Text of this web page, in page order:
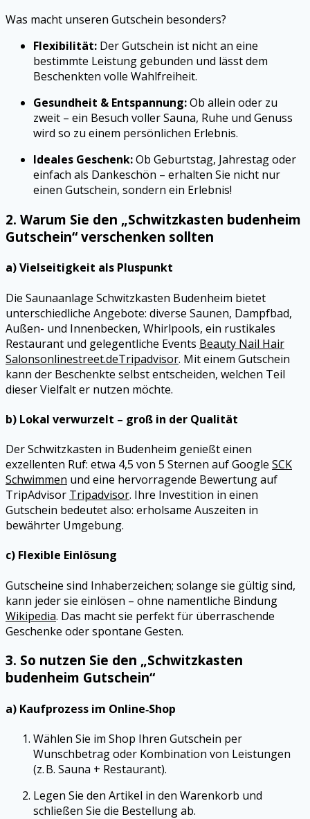
Was macht unseren Gutschein besonders?
Flexibilität: Der Gutschein ist nicht an eine
bestimmte Leistung gebunden und lässt dem
Beschenkten volle Wahlfreiheit.
Gesundheit & Entspannung:Ob allein oder zu
zweit – ein Besuch voller Sauna, Ruhe und Genuss
wird so zu einem persönlichen Erlebnis.
Ideales Geschenk:Ob Geburtstag, Jahrestag oder
einfach als Dankeschön – erhalten Sie nicht nur
einen Gutschein, sondern ein Erlebnis!
2. Warum Sie den „Schwitzkasten budenheim
Gutschein“ verschenken sollten
a) Vielseitigkeit als Pluspunkt
Die Saunaanlage Schwitzkasten Budenheim bietet
unterschiedliche Angebote: diverse Saunen, Dampfbad,
Außen- und Innenbecken, Whirlpools, ein rustikales
Restaurant und gelegentliche Events Beauty Nail Hair
Salonsonlinestreet.deTripadvisor. Mit einem Gutschein
kann der Beschenkte selbst entscheiden, welchen Teil
dieser Vielfalt er nutzen möchte.
b) Lokal verwurzelt – groß in der Qualität
Der Schwitzkasten in Budenheim genießt einen
exzellenten Ruf: etwa 4,5 von 5 Sternen auf Google SCK
Schwimmen und eine hervorragende Bewertung auf
TripAdvisor Tripadvisor. Ihre Investition in einen
Gutschein bedeutet also: erholsame Auszeiten in
bewährter Umgebung.
c) Flexible Einlösung
Gutscheine sind Inhaberzeichen; solange sie gültig sind,
kann jeder sie einlösen – ohne namentliche Bindung
Wikipedia. Das macht sie perfekt für überraschende
Geschenke oder spontane Gesten.
3. So nutzen Sie den „Schwitzkasten
budenheim Gutschein“
a) Kaufprozess im Online‑Shop
Wählen Sie im Shop Ihren Gutschein per
Wunschbetrag oder Kombination von Leistungen
(z. B. Sauna + Restaurant).
Legen Sie den Artikel in den Warenkorb und
schließen Sie die Bestellung ab.